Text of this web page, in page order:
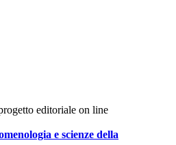
editoriale on line
e scienze della